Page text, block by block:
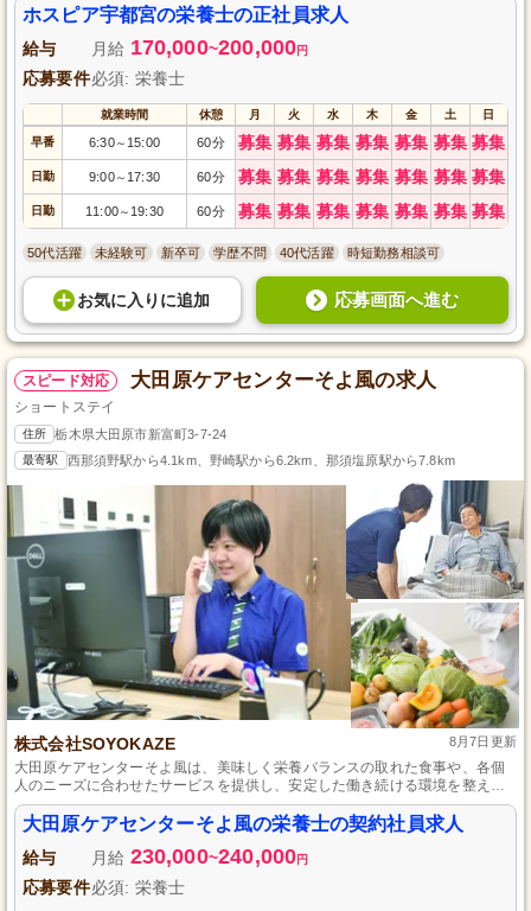
ホスピア宇都宮の栄養士の正社員求人
給与 月給 170,000~200,000円
応募要件必須: 栄養士
就業時間 休憩 月 火 水 木 金 土 日
早番 6:30～ 15:00 60分 募集 募集 募集 募集 募集 募集 募集
日勤 9:00～ 17:30 60分 募集 募集 募集 募集 募集 募集 募集
日勤 11:00～ 19:30 60分 募集 募集 募集 募集 募集 募集 募集
50代活躍 未経験可 新卒可 学歴不問 40代活躍 時短勤務相談可
お気に入り に追加 応募画面へ進む
スピード対応 大田原ケアセンターそよ風の求人
ショートステイ
住所 栃木県大田原市新富町3-7-24
最寄駅 西那須野駅から4.1km、野崎駅から6.2km、那須塩原駅から7.8km
株式会社SOYOKAZE 8月7日更新
大田原ケアセンターそよ風は、美味しく栄養バランスの取れた食事や、各個
人のニーズに合わせたサービスを提供し、安定した働き続ける環境を整えて
います。
大田原ケアセンターそよ風の栄養士の契約社員求人
給与 月給 230,000~240,000円
応募要件必須: 栄養士